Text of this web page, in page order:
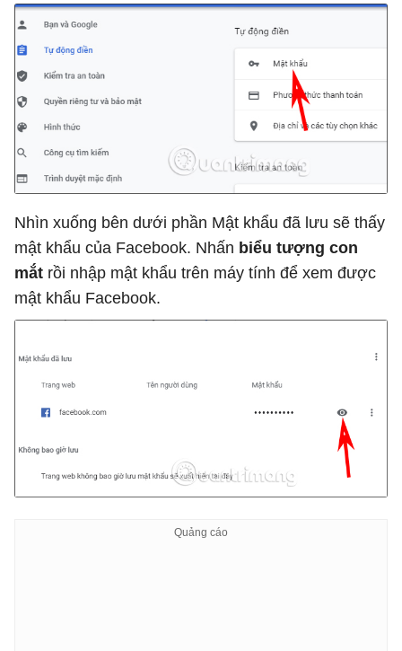
Nhìn xuống bên dưới phần Mật khẩu đã lưu sẽ thấy
mật khẩu của Facebook. Nhấn biểu tượng con
mắt rồi nhập mật khẩu trên máy tính để xem được
mật khẩu Facebook.